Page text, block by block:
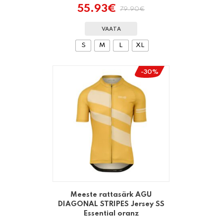
79.90€
Algne
oli:
79.90€.
55.93€
Praegune
on:
55.93€.
VAATA
S M L XL
-30%
Meeste rattasärk AGU
DIAGONAL STRIPES Jersey SS
Essential oranz